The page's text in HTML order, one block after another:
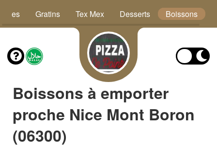
Pâtes Gratins Tex Mex Desserts Boissons
Boissons à emporter
proche Nice Mont Boron
(06300)